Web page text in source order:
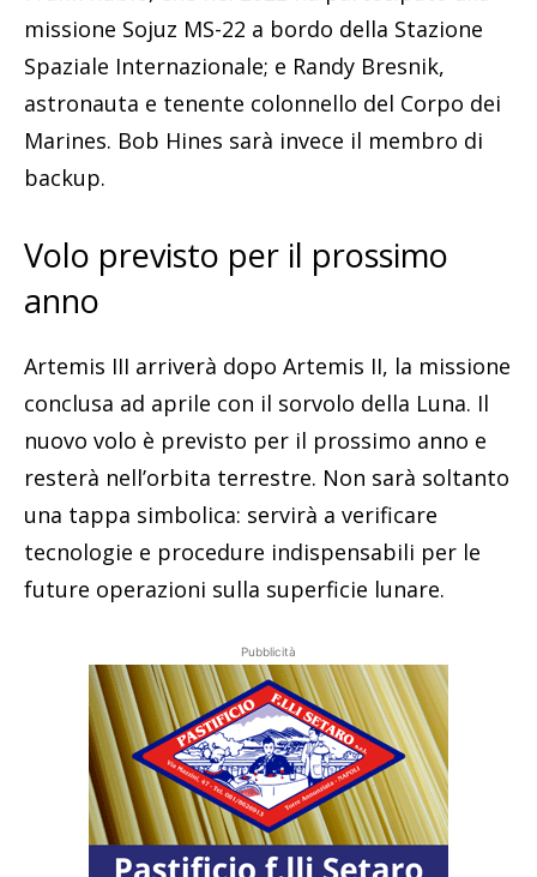
missione Sojuz MS-22 a bordo della Stazione
Spaziale Internazionale; e Randy Bresnik,
astronauta e tenente colonnello del Corpo dei
Marines. Bob Hines sarà invece il membro di
backup.
Volo previsto per il prossimo
anno
Artemis III arriverà dopo Artemis II, la missione
conclusa ad aprile con il sorvolo della Luna. Il
nuovo volo è previsto per il prossimo anno e
resterà nell’orbita terrestre. Non sarà soltanto
una tappa simbolica: servirà a verificare
tecnologie e procedure indispensabili per le
future operazioni sulla superficie lunare.
Pubblicità